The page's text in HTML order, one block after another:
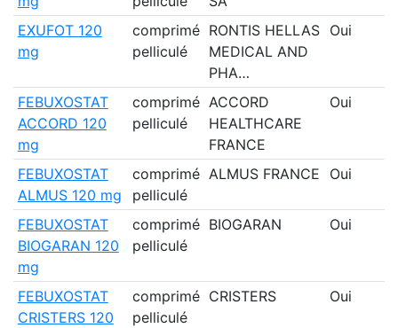
EXUFOT 120
mg
comprimé
pelliculé
RONTIS HELLAS
MEDICAL AND
PHA…
Oui
FEBUXOSTAT
ACCORD 120
mg
comprimé
pelliculé
ACCORD
HEALTHCARE
FRANCE
Oui
FEBUXOSTAT
ALMUS 120 mg
comprimé
pelliculé
ALMUS FRANCE Oui
FEBUXOSTAT
BIOGARAN 120
mg
comprimé
pelliculé
BIOGARAN Oui
FEBUXOSTAT
CRISTERS 120
comprimé
pelliculé
CRISTERS Oui